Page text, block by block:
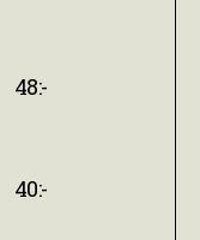
48:-
40:-